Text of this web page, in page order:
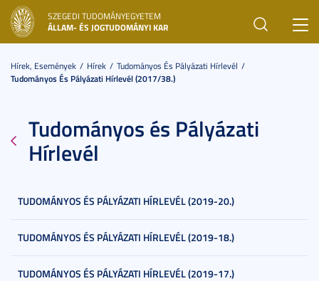
SZEGEDI TUDOMÁNYEGYETEM
ÁLLAM- ÉS JOGTUDOMÁNYI KAR
Hírek, Események Hírek
Tudományos És Pályázati Hírlevél
Tudományos És Pályázati Hírlevél (2017/38.)
Tudományos és Pályázati
Hírlevél
TUDOMÁNYOS ÉS PÁLYÁZATI HÍRLEVÉL (2019-20.)
TUDOMÁNYOS ÉS PÁLYÁZATI HÍRLEVÉL (2019-18.)
TUDOMÁNYOS ÉS PÁLYÁZATI HÍRLEVÉL (2019-17.)